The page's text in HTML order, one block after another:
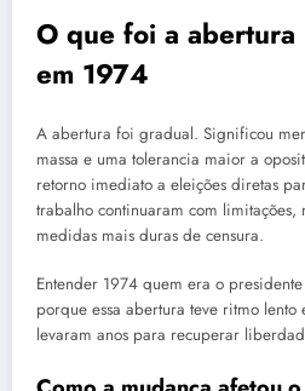
O que foi a
em 1974
A abertura foi gradual. Significou
massa e uma tolerancia maior a
retorno imediato a eleições diretas
trabalho continuaram com limitações,
medidas mais duras de censura.
Entender 1974 quem era o
porque essa abertura teve ritmo lento
levaram anos para recuperar